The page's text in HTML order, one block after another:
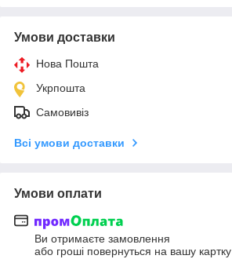
Умови доставки
Нова Пошта
Укрпошта
Самовивіз
Всі умови доставки
Умови оплати
Ви отримаєте замовлення
або гроші повернуться на вашу картку